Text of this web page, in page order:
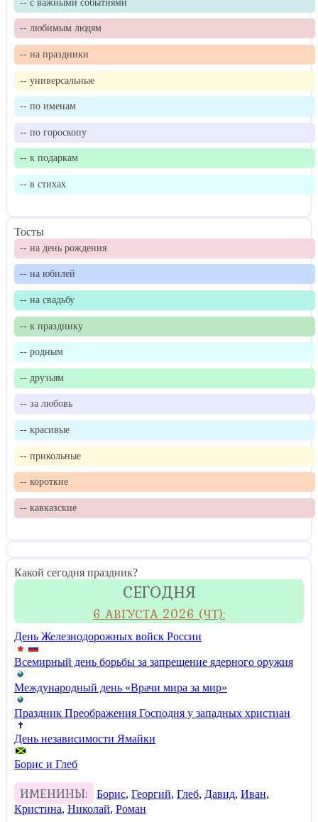
-- любимым людям
-- на праздники
-- универсальные
-- по именам
-- по гороскопу
-- к подаркам
-- в стихах
Тосты
-- на день рождения
-- на юбилей
-- на свадьбу
-- к празднику
-- родным
-- друзьям
-- за любовь
-- красивые
-- прикольные
-- короткие
-- кавказские
Какой сегодня праздник?
СЕГОДНЯ
6 АВГУСТА 2026 (ЧТ):
День Железнодорожных войск России
Всемирный день борьбы за запрещение ядерного оружия
Международный день «Врачи мира за мир»
Праздник Преображения Господня у западных христиан
День независимости Ямайки
Борис и Глеб
ИМЕНИНЫ: Борис, Георгий, Глеб, Давид, Иван,
Кристина, Николай, Роман